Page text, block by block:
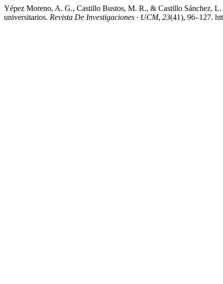
Yépez Moreno, A. G., Castillo Bustos, M. R., & Castillo Sánchez,
universitarios. Revista De Investigaciones · UCM, 23(41), 96–127.